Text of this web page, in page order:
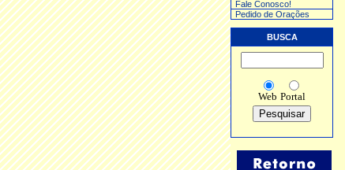
Fale Conosco!
Pedido de Orações
BUSCA
Web Portal